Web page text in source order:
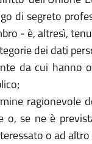
di segreto
- è, altresì,
dei dati
da cui hanno
ragionevole
o, se ne è
o ad